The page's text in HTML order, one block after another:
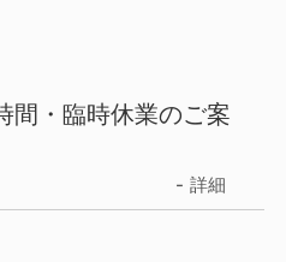
間・臨時休業のご案
詳細